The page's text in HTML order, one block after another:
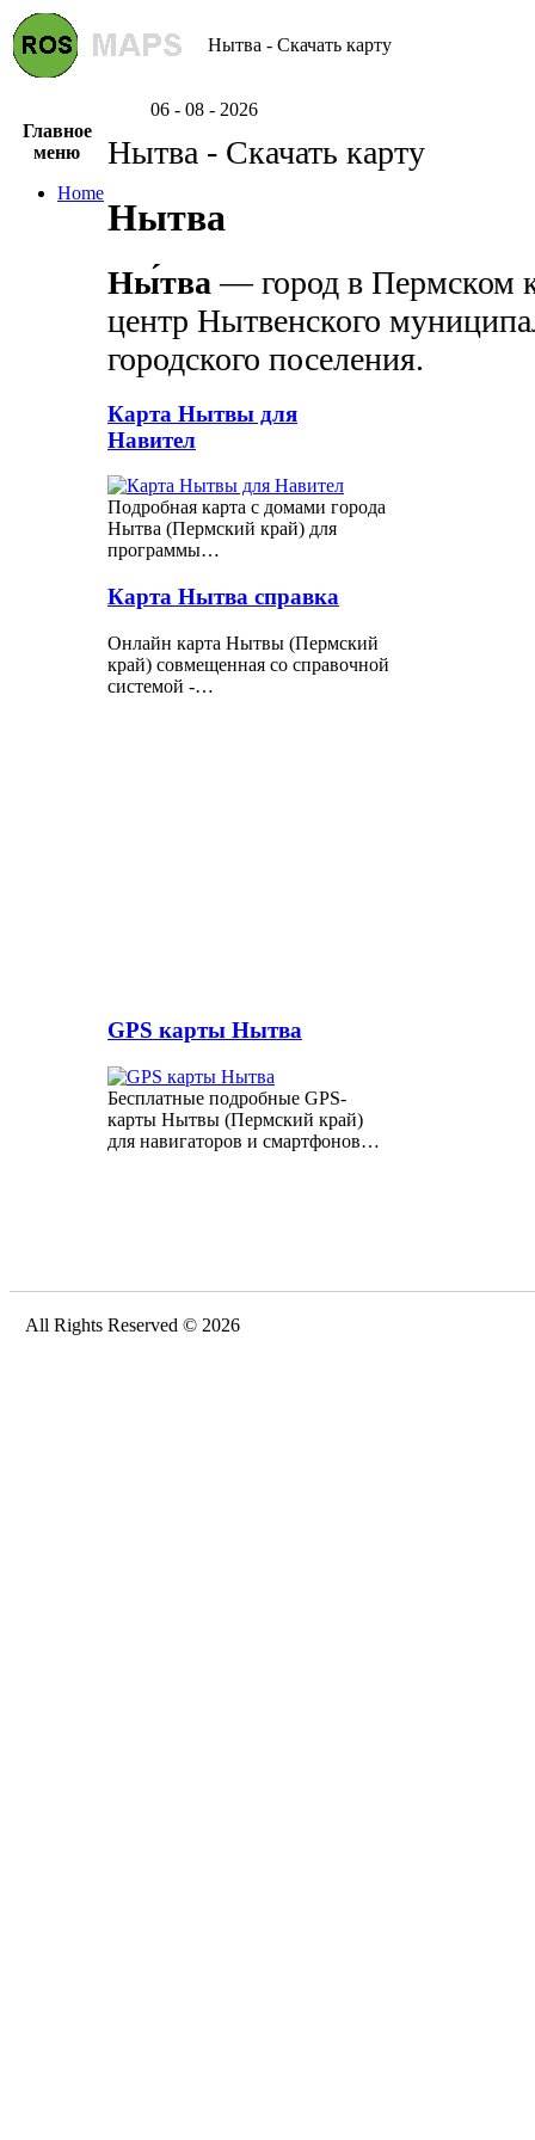
Нытва - Скачать карту
06 - 08 - 2026
Главное
меню
Home
Нытва - Скачать карту
Нытва
Ны́тва — город в Пермском
центр Нытвенского
городского поселения.
Карта Нытвы для
Навител
Подробная карта с домами города
Нытва (Пермский край) для
программы…
Карта Нытва справка
Онлайн карта Нытвы (Пермский
край) совмещенная со справочной
системой -…
GPS карты Нытва
Бесплатные подробные GPS-
карты Нытвы (Пермский край)
для навигаторов и смартфонов…
All Rights Reserved © 2026